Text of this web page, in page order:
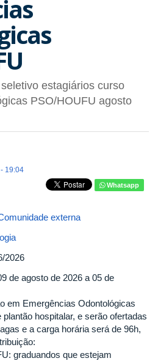
estagiários curso
PSO/HOUFU agosto
19:04
Whatsapp
externa
2026
de agosto de 2026 a 05 de
em Emergências Odontológicas
hospitalar, e serão ofertadas
e a carga horária será de 96h,
graduandos que estejam